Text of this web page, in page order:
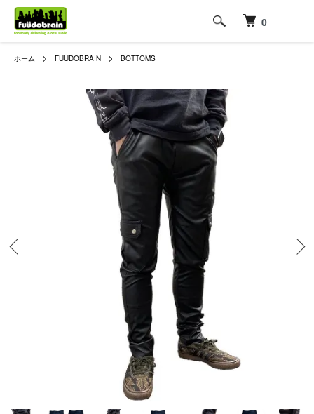
0
ホーム FUUDOBRAIN BOTTOMS